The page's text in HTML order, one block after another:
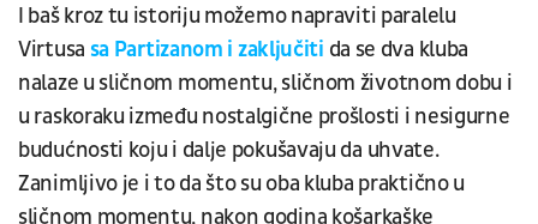
I baš kroz tu istoriju možemo napraviti paralelu
Virtusa sa Partizanom i zaključiti da se dva kluba
nalaze u sličnom momentu, sličnom životnom dobu i
u raskoraku između nostalgične prošlosti i nesigurne
budućnosti koju i dalje pokušavaju da uhvate.
Zanimljivo je i to da što su oba kluba praktično u
sličnom momentu, nakon godina košarkaške